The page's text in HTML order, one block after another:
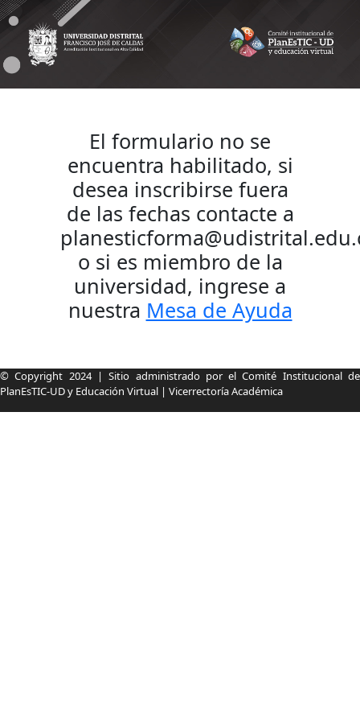
Formulario de inscripción
El formulario no se
encuentra habilitado, si
desea inscribirse fuera
de las fechas contacte a
o si es miembro de la
universidad, ingrese a
nuestra Mesa de Ayuda
Información pie de página
© Copyright 2024 | Sitio administrado por el Comité Institucional de
PlanEsTIC-UD y Educación Virtual | Vicerrectoría Académica